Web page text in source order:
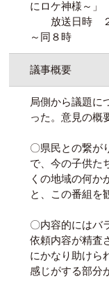
にロケ神様～」
放送日時 ２
～同８時
議事概要
局側から議題に
った。意見の概
〇県民との繋が
で、今の子供た
くの地域の何か
と、この番組を
〇内容的にはバ
依頼内容が精査
にかなり助けら
感じがする部分